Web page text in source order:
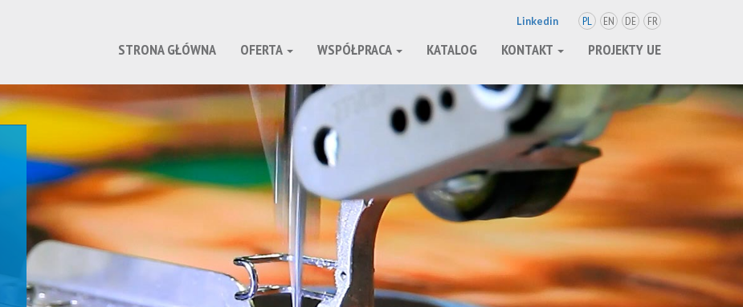
Linkedin PL EN DE FR
STRONA GŁÓWNA OFERTA WSPÓŁPRACA KATALOG KONTAKT PROJEKTY UE